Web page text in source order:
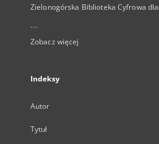
Zielonogórska Biblioteka Cyfrowa
...
Zobacz więcej
Indeksy
Autor
Tytuł